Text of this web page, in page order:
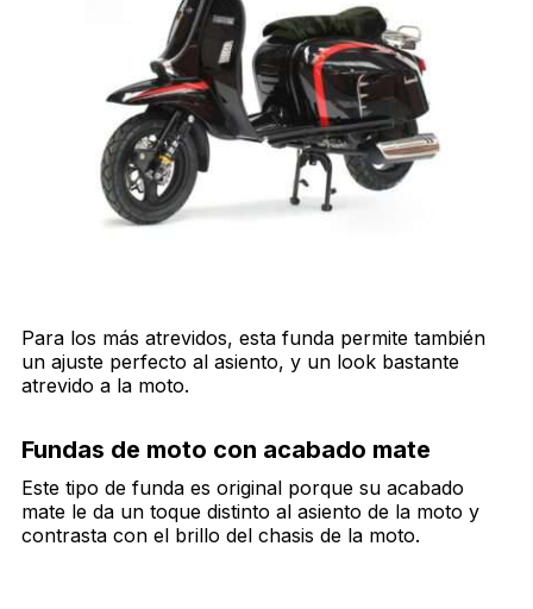
Para los más atrevidos, esta funda permite también
un ajuste perfecto al asiento, y un look bastante
atrevido a la moto.
Fundas de moto con acabado mate
Este tipo de funda es original porque su acabado
mate le da un toque distinto al asiento de la moto y
contrasta con el brillo del chasis de la moto.